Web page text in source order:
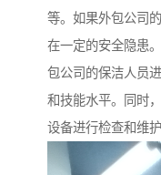
等。如果外包公司
在一定的安全隐患
包公司的保洁人员
和技能水平。同时
设备进行检查和维